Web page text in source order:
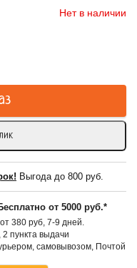
Нет в наличии
Выгода до 800 руб.
от 5000 руб.*
380 руб, 7-9 дней.
2 пункта выдачи
самовывозом, Почтой